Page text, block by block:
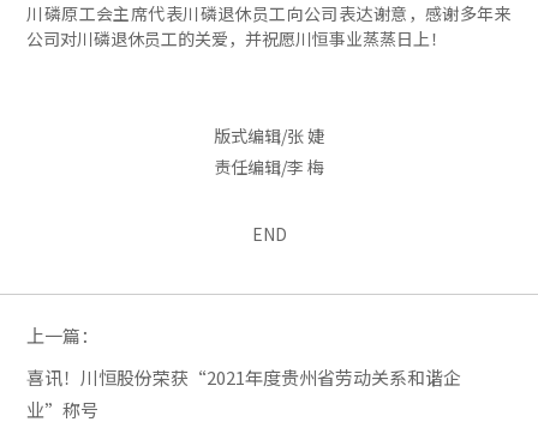
川磷原工会主席代表川磷退休员工向公司表达谢意，感谢多年来
公司对川磷退休员工的关爱，并祝愿川恒事业蒸蒸日上！
版式编辑/张 婕
责任编辑/李 梅
END
上一篇：
喜讯！川恒股份荣获“2021年度贵州省劳动关系和谐企
业”称号